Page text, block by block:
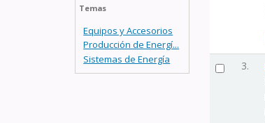
Temas
Equipos y Accesorios
Producción de Energí...
Sistemas de Energía
3.